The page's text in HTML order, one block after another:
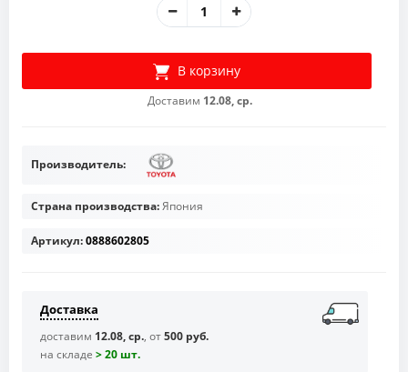
В корзину
Доставим 12.08, ср.
Производитель:
Страна производства:Япония
Артикул:0888602805
Доставка
доставим 12.08, ср., от500 руб.
на складе > 20 шт.